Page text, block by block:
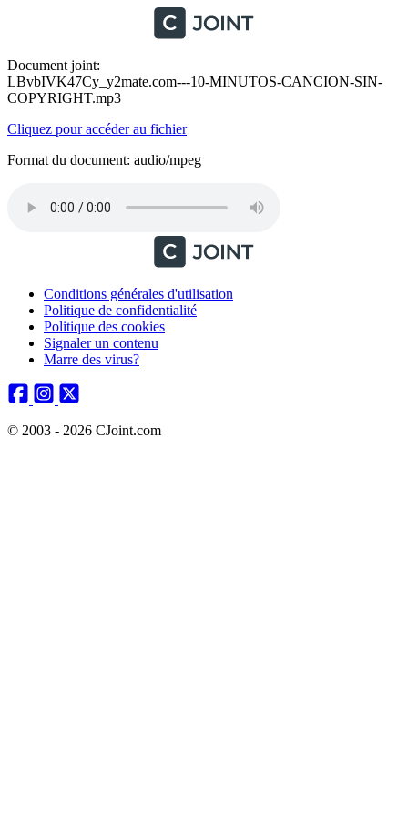
Document joint:
LBvbIVK47Cy_y2mate.com---10-MINUTOS-CANCION-SIN-
COPYRIGHT.mp3
Cliquez pour accéder au fichier
Format du document: audio/mpeg
Conditions générales d'utilisation
Politique de confidentialité
Politique des cookies
Signaler un contenu
Marre des virus?
© 2003 - 2026 CJoint.com